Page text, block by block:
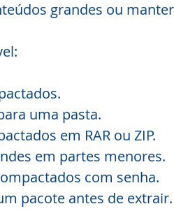
grandes ou
uma pasta.
em RAR ou ZIP.
em partes menores.
com senha.
pacote antes de extrair.